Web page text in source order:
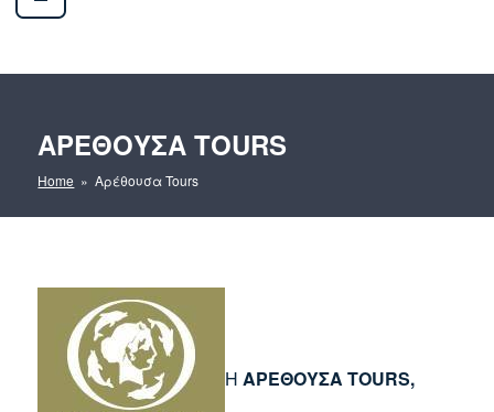
ΑΡΈΘΟΥΣΑ TOURS
Home » Αρέθουσα Tours
ΗΑΡΕΘΟΥΣΑ TOURS,